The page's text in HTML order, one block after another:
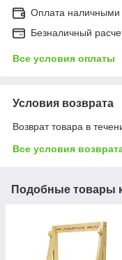
Оплата наличными
Безналичный
Все условия оплаты
Условия возврата
Возврат товара в
Все условия
Подобные товары